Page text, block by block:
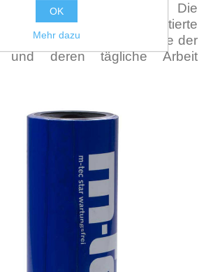
und Marktpartnern. Die
ist eine werteorientierte
die alle Mitarbeitende der
und deren tägliche Arbeit
OK
Mehr dazu